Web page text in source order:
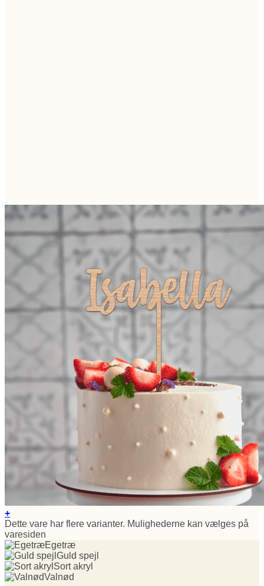
+
Dette vare har flere varianter. Mulighederne kan vælges på
varesiden
Egetræ
Guld spejl
Sort akryl
Valnød